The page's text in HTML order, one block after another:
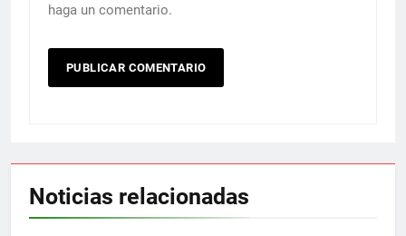
haga un comentario.
Noticias relacionadas